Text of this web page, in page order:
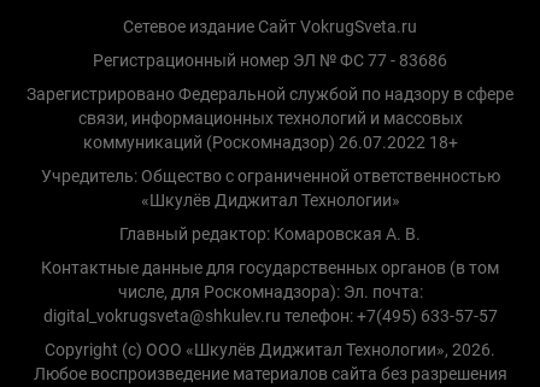
Сетевое издание Сайт VokrugSveta.ru
Регистрационный номер ЭЛ № ФС 77 - 83686
Зарегистрировано Федеральной службой по надзору в сфере
связи, информационных технологий и массовых
коммуникаций (Роскомнадзор) 26.07.2022 18+
Учредитель: Общество с ограниченной ответственностью
«Шкулёв Диджитал Технологии»
Главный редактор: Комаровская А. В.
Контактные данные для государственных органов (в том
числе, для Роскомнадзора): Эл. почта:
digital_vokrugsveta@shkulev.ru телефон: +7(495) 633-57-57
Copyright (с) ООО «Шкулёв Диджитал Технологии», 2026.
Любое воспроизведение материалов сайта без разрешения